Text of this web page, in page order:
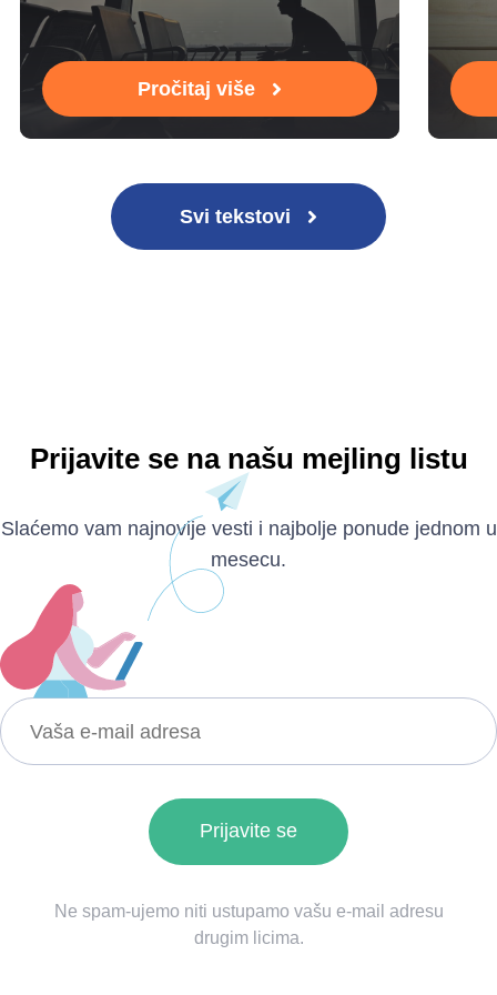
Pročitaj više
Svi tekstovi
Prijavite se na našu mejling listu
Slaćemo vam najnovije vesti i najbolje ponude jednom u
mesecu.
Ne spam-ujemo niti ustupamo vašu e-mail adresu
drugim licima.